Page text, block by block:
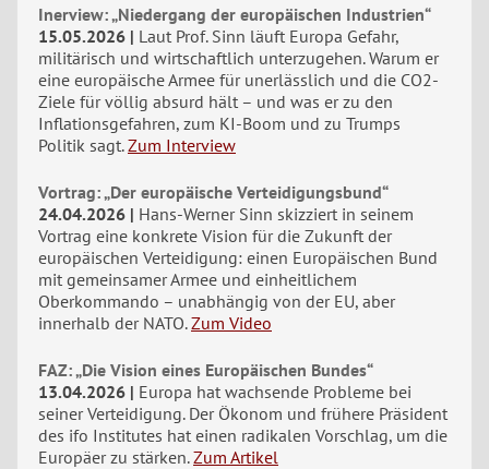
Inerview: „Niedergang der europäischen Industrien“
15.05.2026
Laut Prof. Sinn läuft Europa Gefahr,
militärisch und wirtschaftlich unterzugehen. Warum er
eine europäische Armee für unerlässlich und die CO2-
Ziele für völlig absurd hält – und was er zu den
Inflationsgefahren, zum KI-Boom und zu Trumps
Politik sagt. Zum Interview
Vortrag: „Der europäische Verteidigungsbund“
24.04.2026
Hans-Werner Sinn skizziert in seinem
Vortrag eine konkrete Vision für die Zukunft der
europäischen Verteidigung: einen Europäischen Bund
mit gemeinsamer Armee und einheitlichem
Oberkommando – unabhängig von der EU, aber
innerhalb der NATO. Zum Video
FAZ: „Die Vision eines Europäischen Bundes“
13.04.2026
Europa hat wachsende Probleme bei
seiner Verteidigung. Der Ökonom und frühere Präsident
des ifo Institutes hat einen radikalen Vorschlag, um die
Europäer zu stärken. Zum Artikel